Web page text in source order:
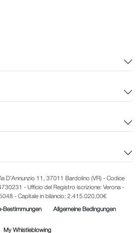
D’Annunzio 11, 37011 Bardolino (VR) - Codice
- Ufficio del Registro iscrizione: Verona -
- Capitale in bilancio: 2.415.020,00€
Bestimmungen Allgemeine Bedingungen
My Whistleblowing